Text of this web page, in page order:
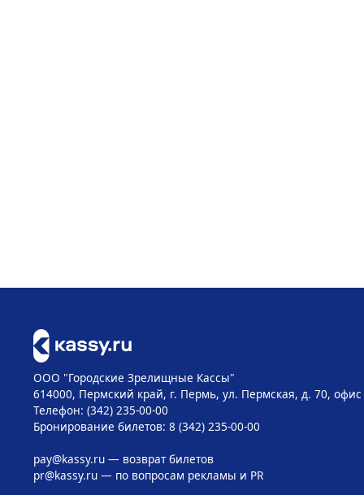
ООО "Городские Зрелищные Кассы"
614000, Пермский край, г. Пермь, ул. Пермская, д. 70, офис
Телефон: (342) 235-00-00
Бронирование билетов: 8 (342) 235-00-00
pay@kassy.ru— возврат билетов
pr@kassy.ru— по вопросам рекламы и PR